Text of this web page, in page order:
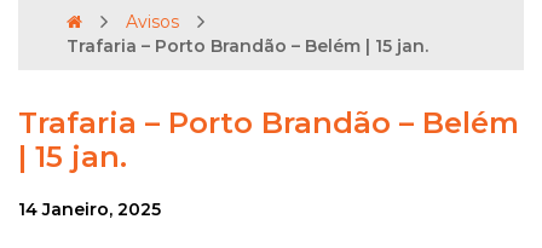
Avisos
Trafaria – Porto Brandão – Belém | 15 jan.
Trafaria – Porto Brandão – Belém
| 15 jan.
14 Janeiro, 2025